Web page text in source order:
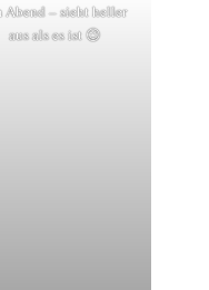
Abend – sieht heller
aus als es ist 😉